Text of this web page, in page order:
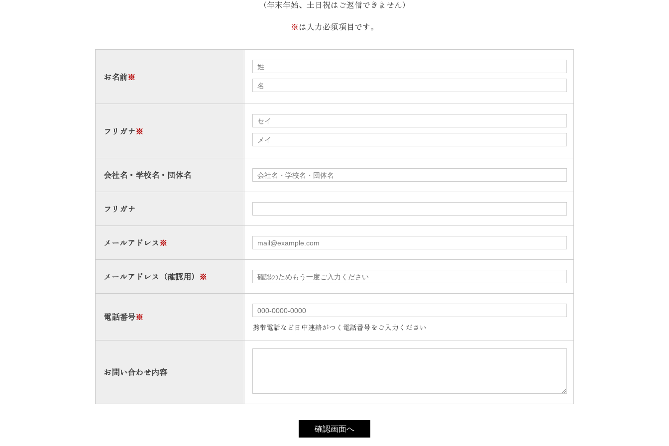
（年末年始、土日祝はご返信できません）
※は入力必須項目です。
お名前※
フリガナ※
会社名・学校名・団体名
フリガナ
メールアドレス※
メールアドレス（確認用） ※
電話番号※
携帯電話など日中連絡がつく電話番号をご入力ください
お問い合わせ内容
確認画面へ